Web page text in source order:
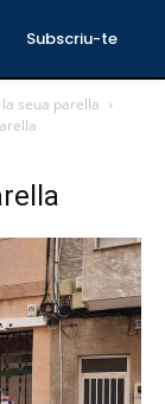
Subscriu-te
seua parella